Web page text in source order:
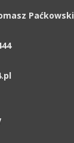
Paćkowski